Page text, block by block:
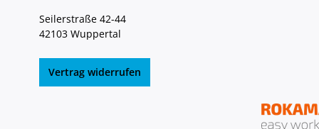
Seilerstraße 42-44
42103 Wuppertal
Vertrag widerrufen